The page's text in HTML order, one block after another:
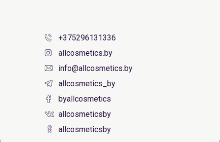
+375296131336
allcosmetics.by
info@allcosmetics.by
allcosmetics_by
byallcosmetics
allcosmeticsby
allcosmeticsby